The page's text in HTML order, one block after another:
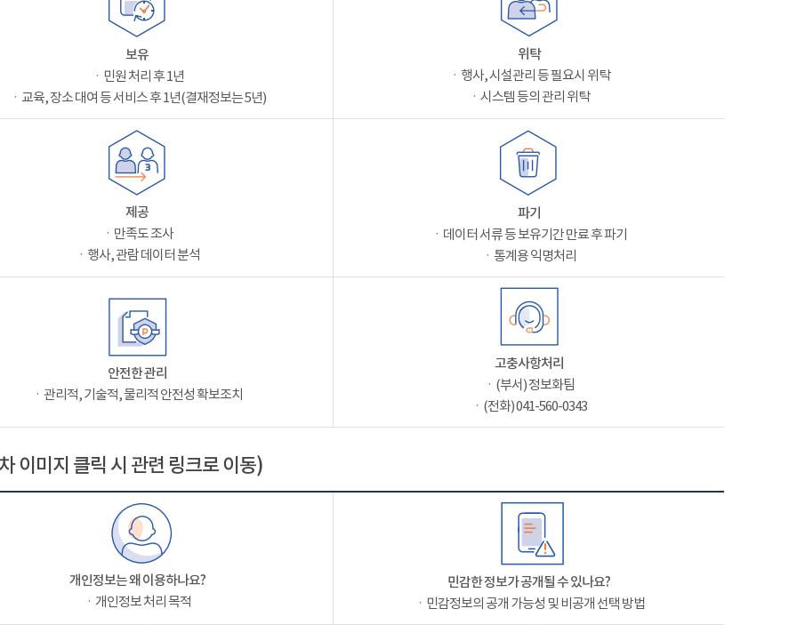
보유
ㆍ민원 처리 후 1년
ㆍ교육, 장소 대여 등 서비스 후 1년(결재정보는 5년)
위탁
ㆍ행사, 시설관리 등 필요시 위탁
ㆍ시스템 등의 관리 위탁
제공
ㆍ만족도 조사
ㆍ행사, 관람 데이터 분석
파기
ㆍ데이터 서류 등 보유기간 만료 후 파기
ㆍ통계용 익명처리
안전한 관리
ㆍ관리적, 기술적, 물리적 안전성 확보조치
고충사항처리
ㆍ(부서) 정보화팀
ㆍ(전화) 041-560-0343
이미지 클릭 시 관련 링크로 이동)
개인정보는 왜 이용하나요?
ㆍ개인정보 처리 목적
민감한 정보가 공개될 수 있나요?
ㆍ민감정보의 공개 가능성 및 비공개 선택 방법